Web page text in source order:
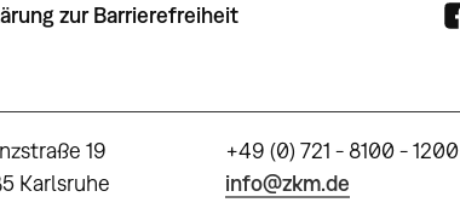
zur Barrierefreiheit
19
Karlsruhe
+49 (0) 721 - 8100 - 1200
info@zkm.de